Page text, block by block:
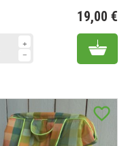
19,00 €
Add
favorite_border